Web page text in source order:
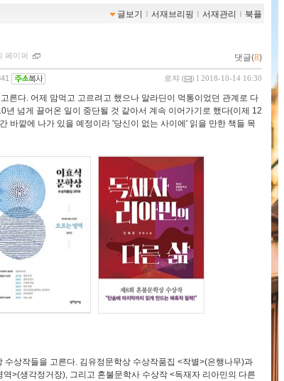
글보기 ｌ 서재브리핑 ｌ 서재관리 ｌ 북플
페이퍼 댓글(8)
로쟈 ( ) l 2018-10-14 16:30
른다. 어제 맘먹고 고르려고 했으나 알라딘이 먹통이었던 관계로 다
년 넘게 끌어온 일이 중단될 것 같아서 계속 이어가기로 했다(이제 12
바깥에 나가 있을 예정이라 '당신이 없는 사이에' 읽을 만한 책들 목
수상작들을 고른다. 김유정문학상 수상작품집 <작별>(은행나무)과
>(생각정거장), 그리고 혼불문학사 수상작 <독재자 리아민의 다른